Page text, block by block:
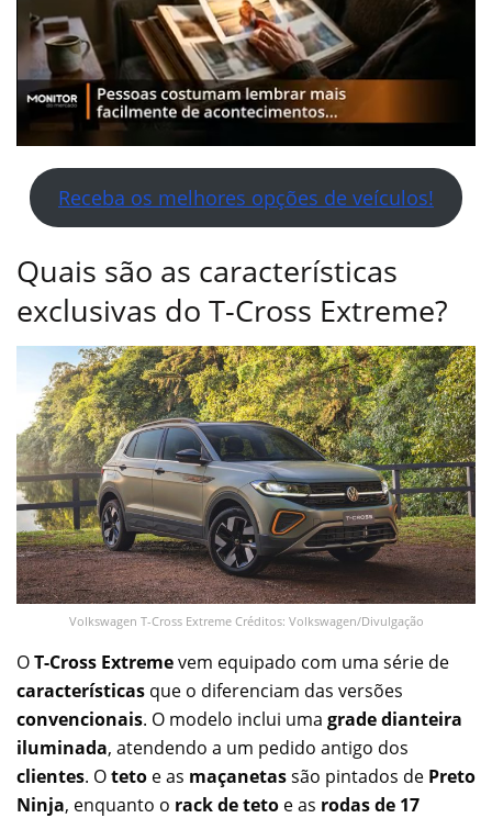
Receba os melhores opções de veículos!
Quais são as características
exclusivas do T-Cross Extreme?
Volkswagen T-Cross Extreme Créditos: Volkswagen/Divulgação
OT-Cross Extremevem equipado com uma série de
características que o diferenciam das versões
convencionais. O modelo inclui uma grade dianteira
iluminada, atendendo a um pedido antigo dos
clientes. Oteto e as maçanetassão pintados de Preto
Ninja, enquanto o rack de teto e as rodas de 17